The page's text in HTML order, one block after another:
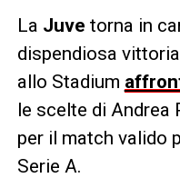
La Juve torna in
dispendiosa
allo Stadium
le scelte di Andrea
per il match valido
Serie A.